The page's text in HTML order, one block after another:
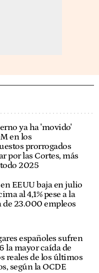
ya ha 'movido'
en los
prorrogados
por las Cortes, más
2025
EEUU baja en julio
al 4,1% pese a la
de 23.000 empleos
españoles sufren
la mayor caída de
reales de los últimos
según la OCDE